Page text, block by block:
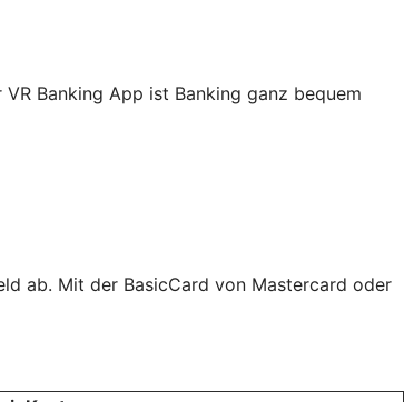
Banking App ist Banking ganz bequem
ab. Mit der BasicCard von Mastercard oder